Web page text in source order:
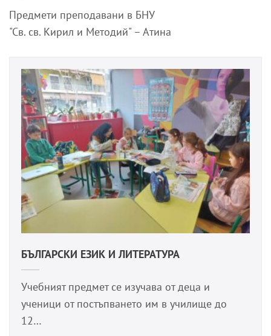
Предмети преподавани в БНУ
"Св. св. Кирил и Методий" – Атина
БЪЛГАРСКИ ЕЗИК И ЛИТЕРАТУРА
Учебният предмет се изучава от деца и
ученици от постъпването им в училище до
12…